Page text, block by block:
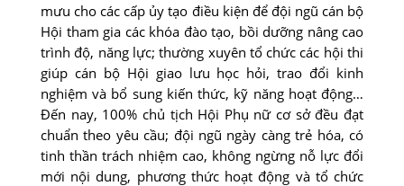
mưu cho các cấp ủy tạo điều kiện để đội ngũ cán bộ
Hội tham gia các khóa đào tạo, bồi dưỡng nâng cao
trình độ, năng lực; thường xuyên tổ chức các hội thi
giúp cán bộ Hội giao lưu học hỏi, trao đổi kinh
nghiệm và bổ sung kiến thức, kỹ năng hoạt động…
Ðến nay, 100% chủ tịch Hội Phụ nữ cơ sở đều đạt
chuẩn theo yêu cầu; đội ngũ ngày càng trẻ hóa, có
tinh thần trách nhiệm cao, không ngừng nỗ lực đổi
mới nội dung, phương thức hoạt động và tổ chức